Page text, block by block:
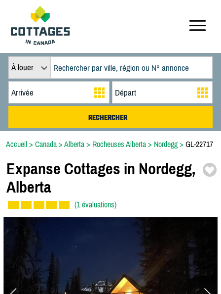
À louer
Accueil > Canada > Alberta > Rocheuses Alberta > Nordegg > GL-22717
Expanse Cottages in Nordegg,
Alberta
(1 évaluations)